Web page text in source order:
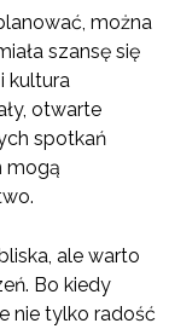
można
szansę się
kultura
otwarte
spotkań
mogą
ale warto
Bo kiedy
nie tylko radość